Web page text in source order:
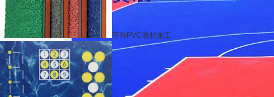
室外PVC卷材施工